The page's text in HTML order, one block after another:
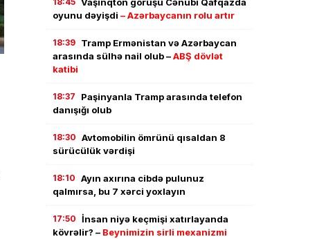
oyunu dəyişdi – Azərbaycanın rolu artır
18:39 Tramp Ermənistan və Azərbaycan
arasında sülhə nail olub –ABŞ dövlət
katibi
18:37
Paşinyanla Tramp arasında telefon
danışığı olub
18:30 Avtomobilin ömrünü qısaldan 8
sürücülük vərdişi
18:10 Ayın axırına cibdə pulunuz
qalmırsa, bu 7 xərci yoxlayın
17:50 İnsan niyə keçmişi xatırlayanda
kövrəlir? – Beynimizin sirli mexanizmi